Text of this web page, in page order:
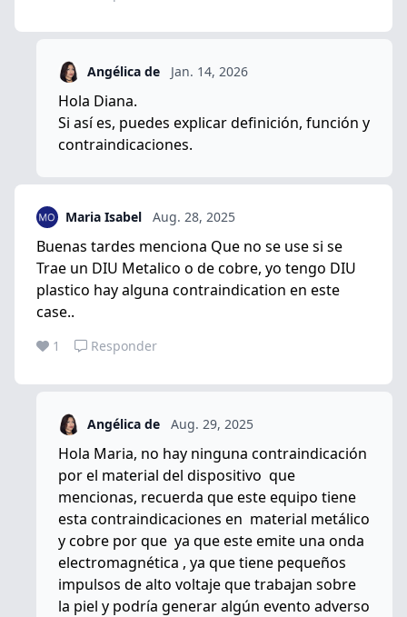
Angélica de Jan. 14, 2026
Hola Diana.
Si así es, puedes explicar definición, función y
contraindicaciones.
Maria Isabel Aug. 28, 2025
Buenas tardes menciona Que no se use si se
Trae un DIU Metalico o de cobre, yo tengo DIU
plastico hay alguna contraindication en este
case..
1 Responder
Angélica de Aug. 29, 2025
Hola Maria, no hay ninguna contraindicación
por el material del dispositivo que
mencionas, recuerda que este equipo tiene
esta contraindicaciones en material metálico
y cobre por que ya que este emite una onda
electromagnética , ya que tiene pequeños
impulsos de alto voltaje que trabajan sobre
la piel y podría generar algún evento adverso